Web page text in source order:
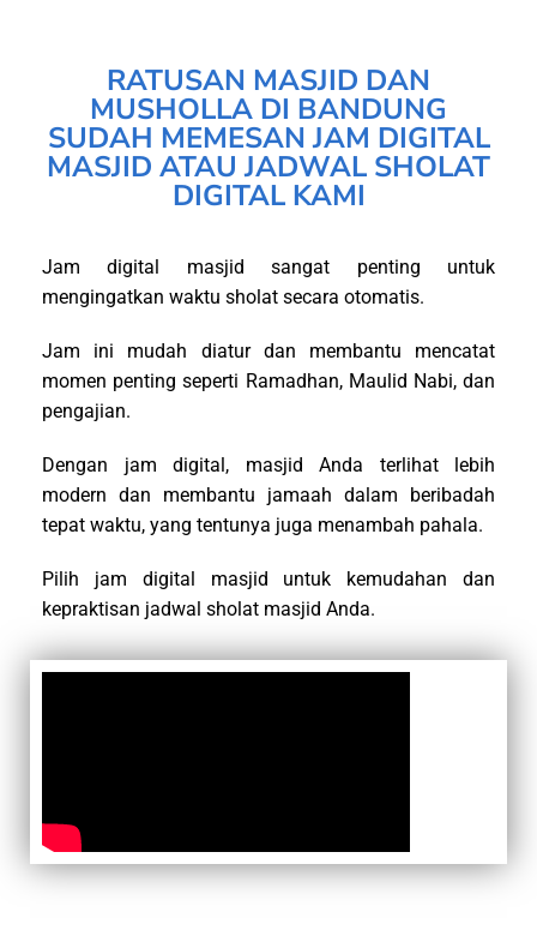
RATUSAN MASJID DAN
MUSHOLLA DI BANDUNG
SUDAH MEMESAN JAM DIGITAL
MASJID ATAU JADWAL SHOLAT
DIGITAL KAMI
Jam digital masjid sangat penting untuk
mengingatkan waktu sholat secara otomatis.
Jam ini mudah diatur dan membantu mencatat
momen penting seperti Ramadhan, Maulid Nabi, dan
pengajian.
Dengan jam digital, masjid Anda terlihat lebih
modern dan membantu jamaah dalam beribadah
tepat waktu, yang tentunya juga menambah pahala.
Pilih jam digital masjid untuk kemudahan dan
kepraktisan jadwal sholat masjid Anda.